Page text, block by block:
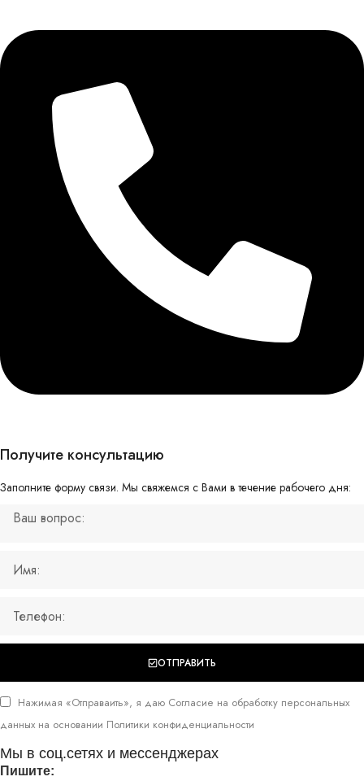
Получите консультацию
Заполните форму связи. Мы свяжемся с Вами в течение рабочего дня:
Нажимая «Отправаить», я даю Согласие на обработку персональных
данных на основании Политики конфиденциальности
ОТПРАВИТЬ
Мы в соц.сетях и мессенджерах
Пишите: